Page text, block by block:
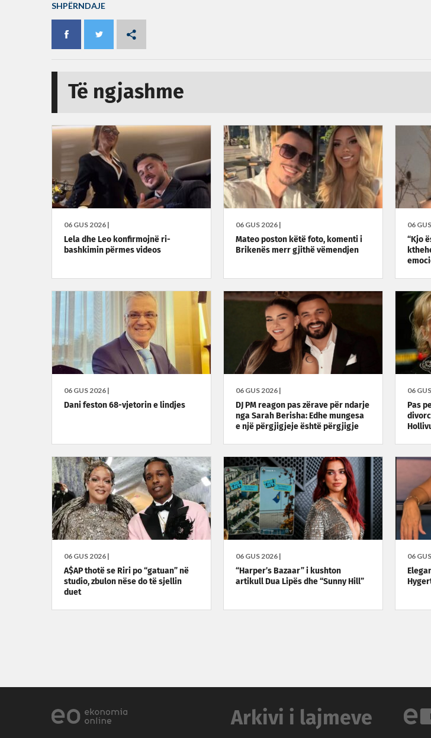
SHPËRNDAJE
Të ngjashme
06 GUS 2026 |
Lela dhe Leo konfirmojnë ri-
bashkimin përmes videos
06 GUS 2026 |
Mateo poston këtë foto, komenti i
Brikenës merr gjithë vëmendjen
06
“Kjo
06 GUS 2026 |
Dani feston 68-vjetorin e lindjes
06 GUS 2026 |
DJ PM reagon pas zërave për ndarje
nga Sarah Berisha: Edhe mungesa
e një përgjigjeje është përgjigje
06
Pas
06 GUS 2026 |
A$AP thotë se Riri po “gatuan” në
studio, zbulon nëse do të sjellin
duet
06 GUS 2026 |
“Harper’s Bazaar” i kushton
artikull Dua Lipës dhe “Sunny Hill”
06
Arkivi i lajmeve